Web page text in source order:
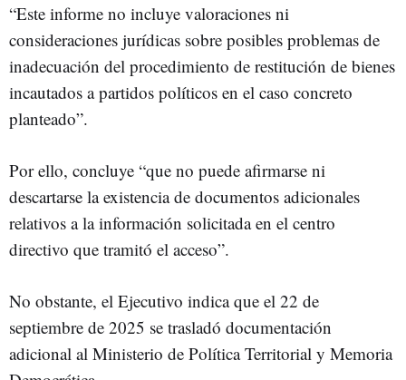
“Este informe no incluye valoraciones ni
consideraciones jurídicas sobre posibles problemas de
inadecuación del procedimiento de restitución de bienes
incautados a partidos políticos en el caso concreto
planteado”.
Por ello, concluye “que no puede afirmarse ni
descartarse la existencia de documentos adicionales
relativos a la información solicitada en el centro
directivo que tramitó el acceso”.
No obstante, el Ejecutivo indica que el 22 de
septiembre de 2025 se trasladó documentación
adicional al Ministerio de Política Territorial y Memoria